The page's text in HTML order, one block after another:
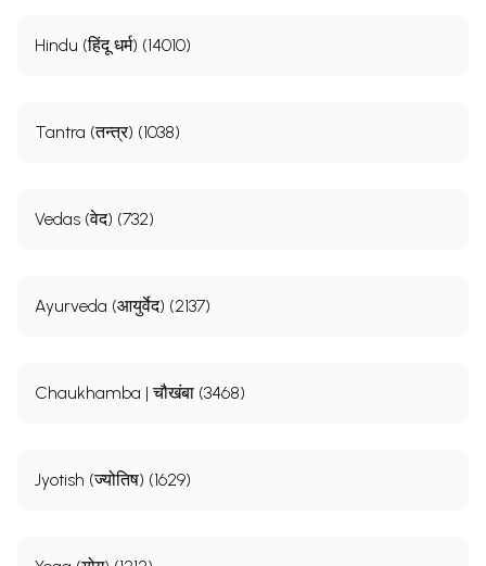
Hindu (हिंदू धर्म) (14010)
Tantra (तन्त्र) (1038)
Vedas (वेद) (732)
Ayurveda (आयुर्वेद) (2137)
Chaukhamba | चौखंबा (3468)
Jyotish (ज्योतिष) (1629)